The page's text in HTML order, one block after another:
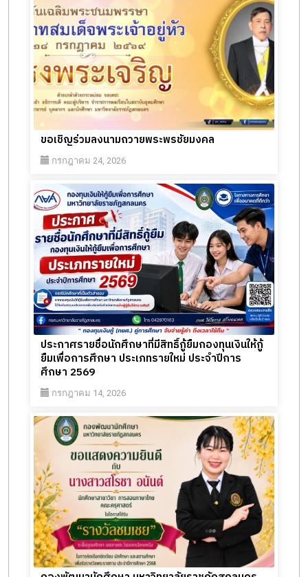
ขอเชิญร่วมลงนามถวายพระพรชัยมงคล
กรกฎาคม 24, 2026
ประกาศรายชื่อนักศึกษาที่มีสิทธิ์กู้ยืมกองทุนเงินให้กู้
ยืมเพื่อการศึกษา ประเภทรายใหม่ ประจำปีการ
ศึกษา 2569
กรกฎาคม 14, 2026